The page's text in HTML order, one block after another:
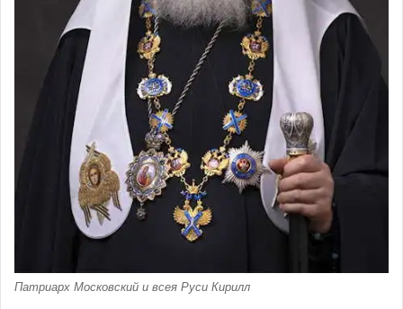
Патриарх Московский и всея Руси Кирилл